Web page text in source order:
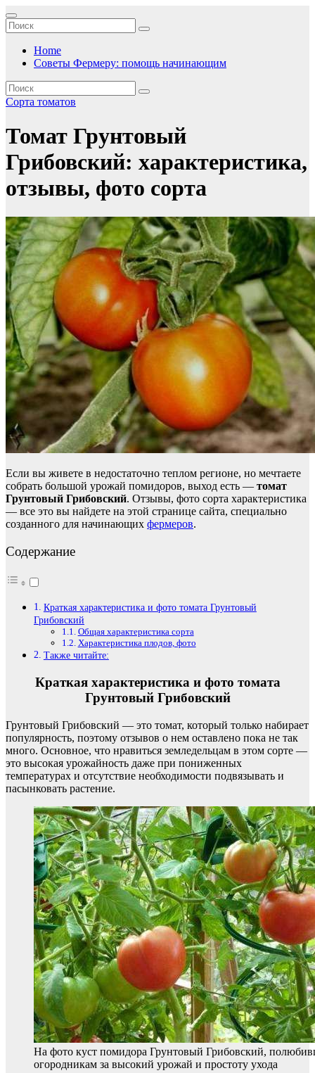
Перейти
к
содержимому
Home
Советы Фермеру: помощь начинающим
Сорта томатов
Томат Грунтовый
Грибовский: характеристика,
отзывы, фото сорта
Если вы живете в недостаточно теплом регионе, но мечтаете
собрать большой урожай помидоров, выход есть — томат
Грунтовый Грибовский. Отзывы, фото сорта характеристика
— все это вы найдете на этой странице сайта, специально
созданного для начинающих фермеров.
Содержание
Краткая характеристика и фото томата Грунтовый
Грибовский
Общая характеристика сорта
Характеристика плодов, фото
Также читайте:
Краткая характеристика и фото томата
Грунтовый Грибовский
Грунтовый Грибовский — это томат, который только набирает
популярность, поэтому отзывов о нем оставлено пока не так
много. Основное, что нравиться земледельцам в этом сорте —
это высокая урожайность даже при пониженных
температурах и отсутствие необходимости подвязывать и
пасынковать растение.
На фото куст помидора Грунтовый Грибовский,
огородникам за высокий урожай и простоту ухода